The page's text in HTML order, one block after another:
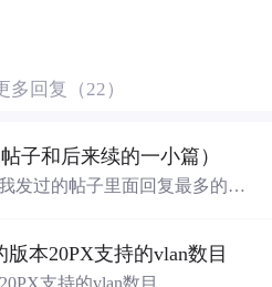
多回复（22）
子和后来续的一小篇）
发过的帖子里面回复最多的一
一段的，但是当时心情太灰
好后来帖子被强行结贴，就
本20PX支持的vlan数目
支持的vlan数目